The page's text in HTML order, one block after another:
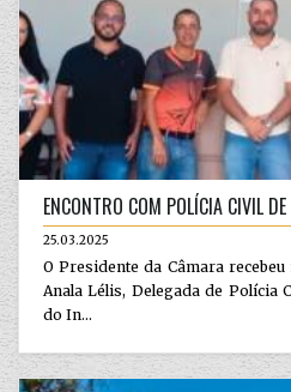
ENCONTRO COM POLÍCIA CIVIL DE
25.03.2025
O Presidente da Câmara
Anala Lélis, Delegada de Polícia
do In...